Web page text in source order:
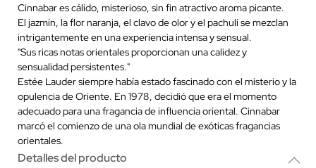
Cinnabar es cálido, misterioso, sin fin atractivo aroma picante.
El jazmín, la flor naranja, el clavo de olor y el pachulí se mezclan
intrigantemente en una experiencia intensa y sensual.
"Sus ricas notas orientales proporcionan una calidez y
sensualidad persistentes."
Estée Lauder siempre había estado fascinado con el misterio y la
opulencia de Oriente. En 1978, decidió que era el momento
adecuado para una fragancia de influencia oriental. Cinnabar
marcó el comienzo de una ola mundial de exóticas fragancias
orientales.
Detalles del producto